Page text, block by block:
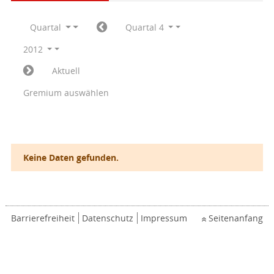
Quartal
Quartal 4
2012
Aktuell
Gremium auswählen
Keine Daten gefunden.
Barrierefreiheit Datenschutz Impressum Seitenanfang